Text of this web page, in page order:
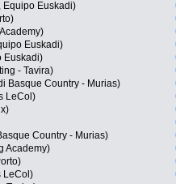
Equipo Euskadi)
Euskadi)
Euskadi)
- Tavira)
Basque Country - Murias)
LeCol)
Country - Murias)
Academy)
LeCol)